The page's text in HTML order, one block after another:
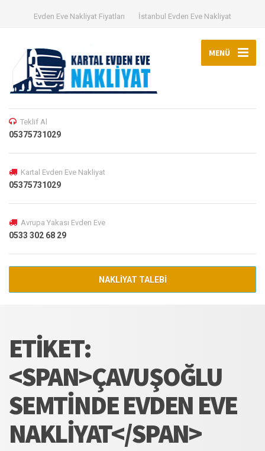
Evden Eve Nakliyat Fiyatları İstanbul Evden Eve Nakliyat
MENÜ
Teklif Al
05375731029
Kartal Evden Eve Nakliyat
05375731029
Avrupa Yakası Evden Eve
0533 302 68 29
NAKLİYAT TALEBİ
ETIKET:
<SPAN>ÇAVUŞOĞLU
SEMTINDE EVDEN EVE
NAKLIYAT</SPAN>